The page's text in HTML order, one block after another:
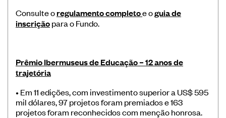
Consulte oregulamento completoe oguia de
inscriçãopara o Fundo.
Prêmio Ibermuseus de Educação – 12 anos de
trajetória
• Em 11 edições, com investimento superior a US$ 595
mil dólares, 97 projetos foram premiados e 163
projetos foram reconhecidos com menção honrosa.